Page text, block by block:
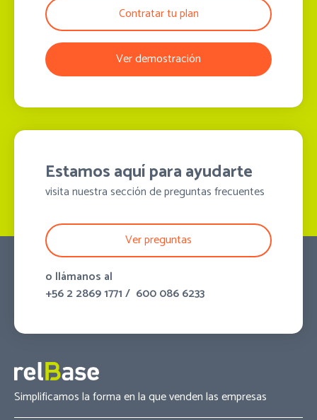
Contratar tu plan
Ver demostración
Estamos aquí para ayudarte
visita nuestra sección de preguntas frecuentes
Ver preguntas
o llámanos al
+56 2 2869 1771/ 600 086 6233
Simplificamos la forma en la que venden las empresas